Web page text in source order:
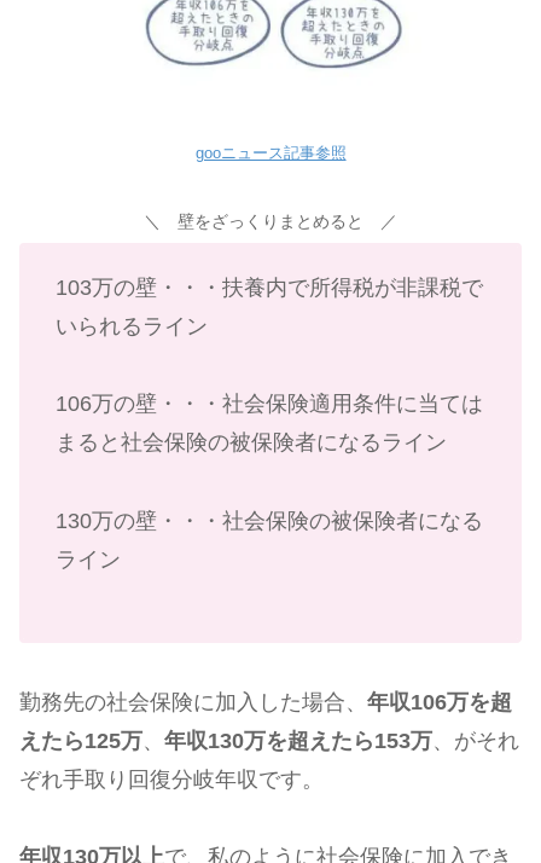
gooニュース記事参照
＼ 壁をざっくりまとめると ／
103万の壁・・・扶養内で所得税が非課税で
いられるライン
106万の壁・・・社会保険適用条件に当ては
まると社会保険の被保険者になるライン
130万の壁・・・社会保険の被保険者になる
ライン
勤務先の社会保険に加入した場合、 年収106万を超
えたら125万、 年収130万を超えたら153万、がそれ
ぞれ手取り回復分岐年収です。
年収130万以上で、私のように社会保険に加入でき